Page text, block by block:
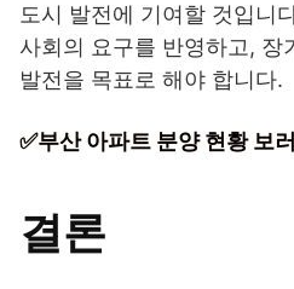
도시 발전에 기여할 것입니
사회의 요구를 반영하고, 장
발전을 목표로 해야 합니다.
✅부산 아파트 분양 현황 보
결론